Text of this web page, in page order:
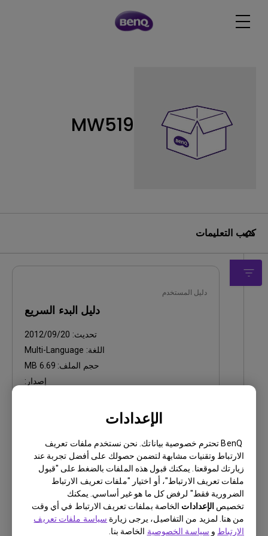
الإعدادات
BenQ تحترم خصوصية بياناتك. نحن نستخدم ملفات تعريف
الارتباط وتقنيات مشابهة لتضمن حصولك على أفضل تجربة عند
زيارتك لموقعنا. يمكنك قبول هذه الملفات بالضغط على "قبول
ملفات تعريف الارتباط"، أو اختيار "ملفات تعريف الارتباط
الضرورية فقط" لرفض كل ما هو غير أساسي. يمكنك
تخصيص الإعدادات الخاصة بملفات تعريف الارتباط في أي وقت
من هنا. لمزيد من التفاصيل، يرجى زيارة سياسة ملفات تعريف
الارتباط و سياسة الخصوصية الخاصة بنا.
MW519
كتيب التعليمات
دليل المستخدم
دليل البدء السريع
تحديث: 2012/09/20
اللغة: Multi-Language
حجم الملف: 6.69 MB
إصدار:
دليل المستخدم
دليل المستخدم
تحديث:2019/02/25